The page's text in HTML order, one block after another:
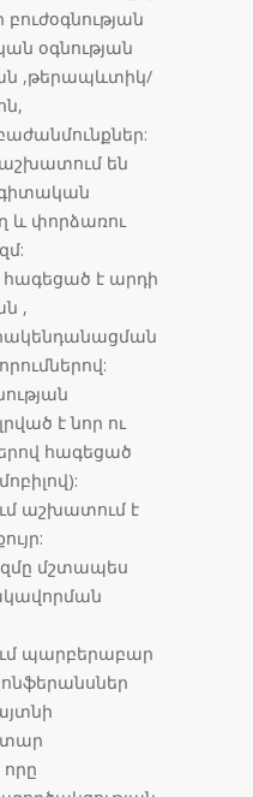
օգնության
,թերապևտիկ/
աշխատում են
և փորձառու
է արդի
,
է նոր ու
հագեցած
աշխատում է
մշտապես
պարբերաբար